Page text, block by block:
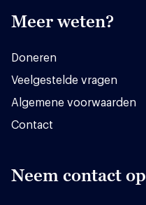
Meer weten?
Doneren
Veelgestelde vragen
Algemene voorwaarden
Contact
Neem contact op